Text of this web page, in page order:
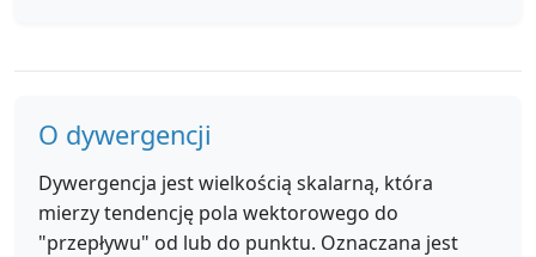
O dywergencji
Dywergencja jest wielkością skalarną, która
mierzy tendencję pola wektorowego do
"przepływu" od lub do punktu. Oznaczana jest